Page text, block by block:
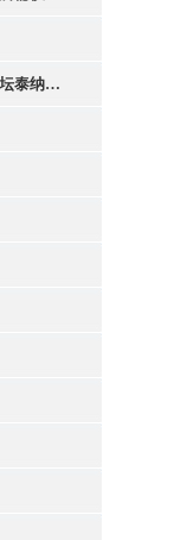
县级卫生监督机构采购找金坛泰纳仪器